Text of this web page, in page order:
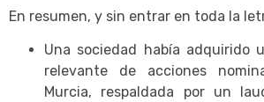
En resumen, y sin entrar en toda la
Una sociedad había adquirido
relevante de acciones
Murcia, respaldada por un